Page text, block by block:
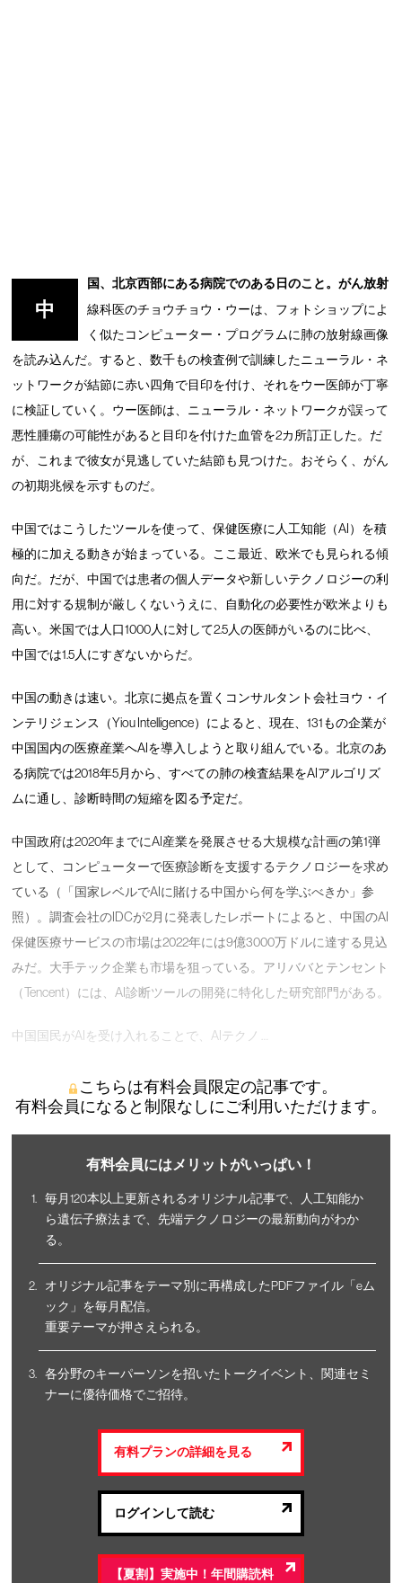
中
国、北京西部にある病院でのある日のこと。がん放射
線科医のチョウチョウ・ウーは、フォトショップによ
く似たコンピューター・プログラムに肺の放射線画像
を読み込んだ。すると、数千もの検査例で訓練したニューラル・ネ
ットワークが結節に赤い四角で目印を付け、それをウー医師が丁寧
に検証していく。ウー医師は、ニューラル・ネットワークが誤って
悪性腫瘍の可能性があると目印を付けた血管を2カ所訂正した。だ
が、これまで彼女が見逃していた結節も見つけた。おそらく、がん
の初期兆候を示すものだ。
中国ではこうしたツールを使って、保健医療に人工知能（AI）を積
極的に加える動きが始まっている。ここ最近、欧米でも見られる傾
向だ。だが、中国では患者の個人データや新しいテクノロジーの利
用に対する規制が厳しくないうえに、自動化の必要性が欧米よりも
高い。米国では人口1000人に対して2.5人の医師がいるのに比べ、
中国では1.5人にすぎないからだ。
中国の動きは速い。北京に拠点を置くコンサルタント会社ヨウ・イ
ンテリジェンス（Yiou Intelligence）によると、現在、131もの企業が
中国国内の医療産業へAIを導入しようと取り組んでいる。北京のあ
る病院では2018年5月から、すべての肺の検査結果をAIアルゴリズ
ムに通し、診断時間の短縮を図る予定だ。
中国政府は2020年までにAI産業を発展させる大規模な計画の第1弾
として、コンピューターで医療診断を支援するテクノロジーを求め
ている（「国家レベルでAIに賭ける中国から何を学ぶべきか」参
照）。調査会社のIDCが2月に発表したレポートによると、中国のAI
保健医療サービスの市場は2022年には9億3000万ドルに達する見込
みだ。大手テック企業も市場を狙っている。アリババとテンセント
（Tencent）には、AI診断ツールの開発に特化した研究部門がある。
中国国民がAIを受け入れることで、AIテクノ …
こちらは有料会員限定の記事です。
有料会員になると制限なしにご利用いただけます。
有料会員にはメリットがいっぱい！
毎月120本以上更新されるオリジナル記事で、人工知能か
ら遺伝子療法まで、先端テクノロジーの最新動向がわか
る。
オリジナル記事をテーマ別に再構成したPDFファイル「eム
ック」を毎月配信。
重要テーマが押さえられる。
各分野のキーパーソンを招いたトークイベント、関連セミ
ナーに優待価格でご招待。
有料プランの詳細を見る
ログインして読む
【夏割】実施中！年間購読料